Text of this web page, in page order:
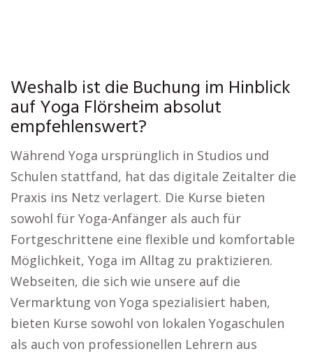
Weshalb ist die Buchung im Hinblick
auf Yoga Flörsheim absolut
empfehlenswert?
Während Yoga ursprünglich in Studios und
Schulen stattfand, hat das digitale Zeitalter die
Praxis ins Netz verlagert. Die Kurse bieten
sowohl für Yoga-Anfänger als auch für
Fortgeschrittene eine flexible und komfortable
Möglichkeit, Yoga im Alltag zu praktizieren.
Webseiten, die sich wie unsere auf die
Vermarktung von Yoga spezialisiert haben,
bieten Kurse sowohl von lokalen Yogaschulen
als auch von professionellen Lehrern aus